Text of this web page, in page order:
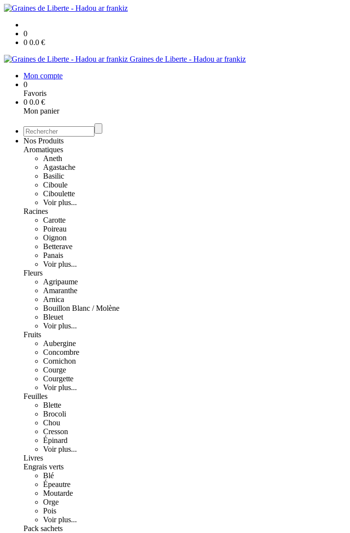
0
0 0.0 €
Graines de Liberte - Hadou ar frankiz
Mon compte
0
Favoris
0 0.0 €
Mon panier
Nos Produits
Aromatiques
Aneth
Agastache
Basilic
Ciboule
Ciboulette
Voir plus...
Racines
Carotte
Poireau
Oignon
Betterave
Panais
Voir plus...
Fleurs
Agripaume
Amaranthe
Arnica
Bouillon Blanc / Molène
Bleuet
Voir plus...
Fruits
Aubergine
Concombre
Cornichon
Courge
Courgette
Voir plus...
Feuilles
Blette
Brocoli
Chou
Cresson
Épinard
Voir plus...
Livres
Engrais verts
Blé
Épeautre
Moutarde
Orge
Pois
Voir plus...
Pack sachets